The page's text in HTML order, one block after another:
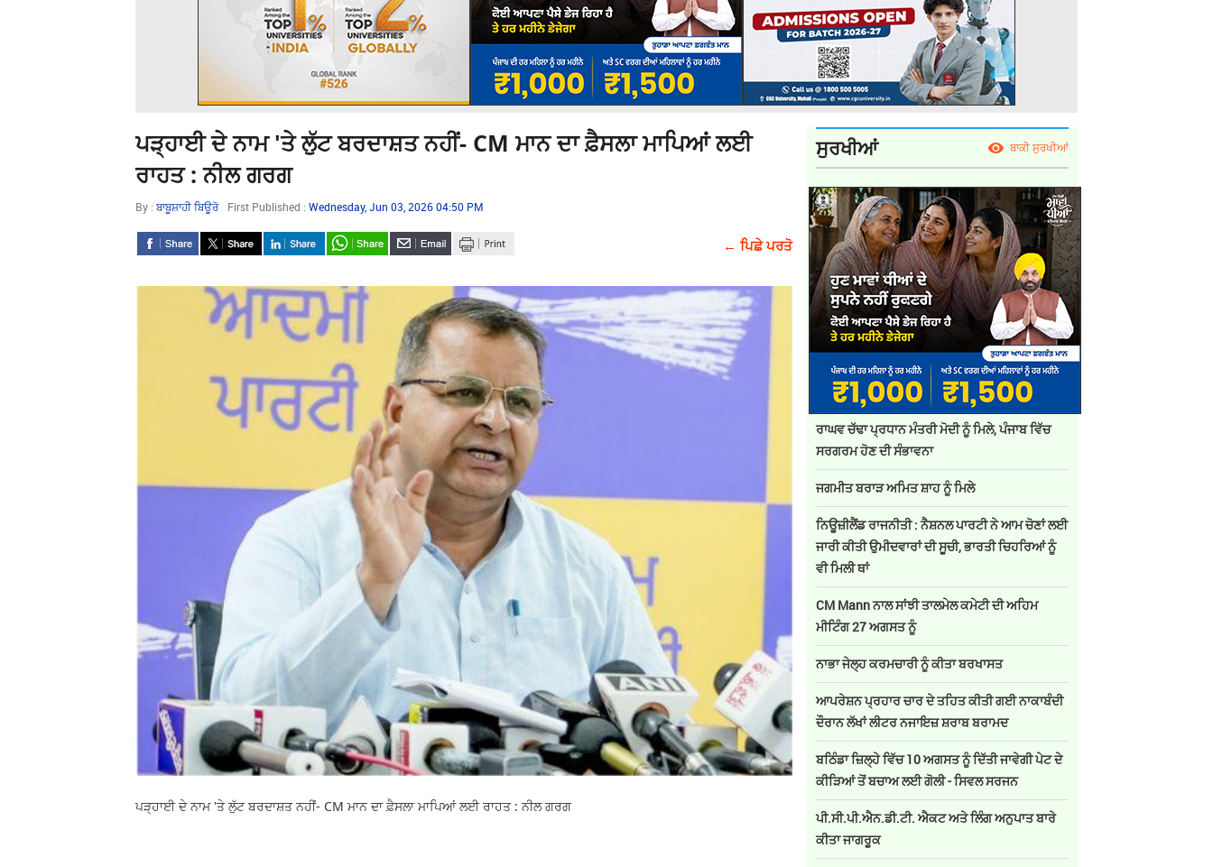
ਪੜ੍ਹਾਈ ਦੇ ਨਾਮ 'ਤੇ ਲੁੱਟ ਬਰਦਾਸ਼ਤ ਨਹੀਂ- CM ਮਾਨ ਦਾ ਫ਼ੈਸਲਾ ਮਾਪਿਆਂ ਲਈ
ਰਾਹਤ : ਨੀਲ ਗਰਗ
By : ਬਾਬੂਸ਼ਾਹੀ ਬਿਊਰੋ First Published : Wednesday, Jun 03, 2026 04:50 PM
← ਪਿਛੇ ਪਰਤੋ
ਪੜ੍ਹਾਈ ਦੇ ਨਾਮ 'ਤੇ ਲੁੱਟ ਬਰਦਾਸ਼ਤ ਨਹੀਂ- CM ਮਾਨ ਦਾ ਫ਼ੈਸਲਾ ਮਾਪਿਆਂ ਲਈ ਰਾਹਤ : ਨੀਲ ਗਰਗ
ਸੁਰਖੀਆਂ ਬਾਕੀ ਸੁਰਖੀਆਂ
ਰਾਘਵ ਚੱਢਾ ਪ੍ਰਧਾਨ ਮੰਤਰੀ ਮੋਦੀ ਨੂੰ ਮਿਲੇ, ਪੰਜਾਬ ਵਿੱਚ
ਸਰਗਰਮ ਹੋਣ ਦੀ ਸੰਭਾਵਨਾ
ਜਗਮੀਤ ਬਰਾੜ ਅਮਿਤ ਸ਼ਾਹ ਨੂੰ ਮਿਲੇ
ਨਿਊਜ਼ੀਲੈਂਡ ਰਾਜਨੀਤੀ : ਨੈਸ਼ਨਲ ਪਾਰਟੀ ਨੇ ਆਮ ਚੋਣਾਂ ਲਈ
ਜਾਰੀ ਕੀਤੀ ਉਮੀਦਵਾਰਾਂ ਦੀ ਸੂਚੀ, ਭਾਰਤੀ ਚਿਹਰਿਆਂ ਨੂੰ
ਵੀ ਮਿਲੀ ਥਾਂ
CM Mann ਨਾਲ ਸਾਂਝੀ ਤਾਲਮੇਲ ਕਮੇਟੀ ਦੀ ਅਹਿਮ
ਮੀਟਿੰਗ 27 ਅਗਸਤ ਨੂੰ
ਨਾਭਾ ਜੇਲ੍ਹ ਕਰਮਚਾਰੀ ਨੂੰ ਕੀਤਾ ਬਰਖਾਸਤ
ਆਪਰੇਸ਼ਨ ਪ੍ਰਹਾਰ ਚਾਰ ਦੇ ਤਹਿਤ ਕੀਤੀ ਗਈ ਨਾਕਾਬੰਦੀ
ਦੌਰਾਨ ਲੱਖਾਂ ਲੀਟਰ ਨਜਾਇਜ਼ ਸ਼ਰਾਬ ਬਰਾਮਦ
ਬਠਿੰਡਾ ਜ਼ਿਲ੍ਹੇ ਵਿੱਚ 10 ਅਗਸਤ ਨੂੰ ਦਿੱਤੀ ਜਾਵੇਗੀ ਪੇਟ ਦੇ
ਕੀੜਿਆਂ ਤੋਂ ਬਚਾਅ ਲਈ ਗੋਲੀ - ਸਿਵਲ ਸਰਜਨ
ਪੀ.ਸੀ.ਪੀ.ਐਨ.ਡੀ.ਟੀ. ਐਕਟ ਅਤੇ ਲਿੰਗ ਅਨੁਪਾਤ ਬਾਰੇ
ਕੀਤਾ ਜਾਗਰੂਕ